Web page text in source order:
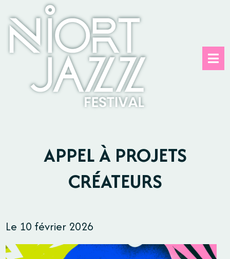
APPEL À PROJETS
CRÉATEURS
Le 10 février 2026
Panneau de gestion des cookies